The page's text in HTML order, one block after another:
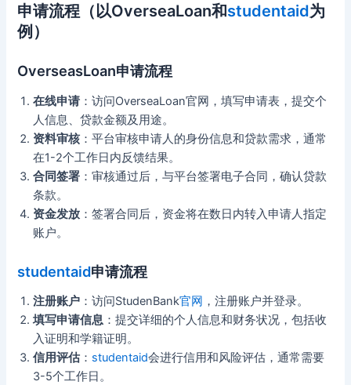
申请流程（以OverseaLoan和studentaid为
例）
OverseasLoan申请流程
在线申请 ：访问OverseaLoan官网，填写申请表，提交个
人信息、贷款金额及用途。
资料审核：平台审核申请人的身份信息和贷款需求，通常
在1-2个工作日内反馈结果。
合同签署 ：审核通过后，与平台签署电子合同，确认贷款
条款。
资金发放 ：签署合同后，资金将在数日内转入申请人指定
账户。
studentaid申请流程
注册账户 ：访问StudenBank官网 ，注册账户并登录。
填写申请信息 ：提交详细的个人信息和财务状况，包括收
入证明和学籍证明。
信用评估 ： studentaid会进行信用和风险评估，通常需要
3-5个工作日。